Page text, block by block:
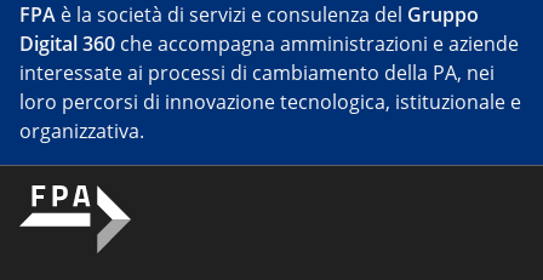
FPA è la società di servizi e consulenza del Gruppo
Digital 360 che accompagna amministrazioni e aziende
interessate ai processi di cambiamento della PA, nei
loro percorsi di innovazione tecnologica, istituzionale e
organizzativa.